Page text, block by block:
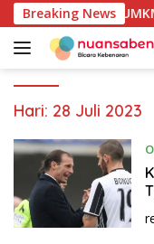
a
Breaking News
Unggulan
Hari: 28 Juli 2023